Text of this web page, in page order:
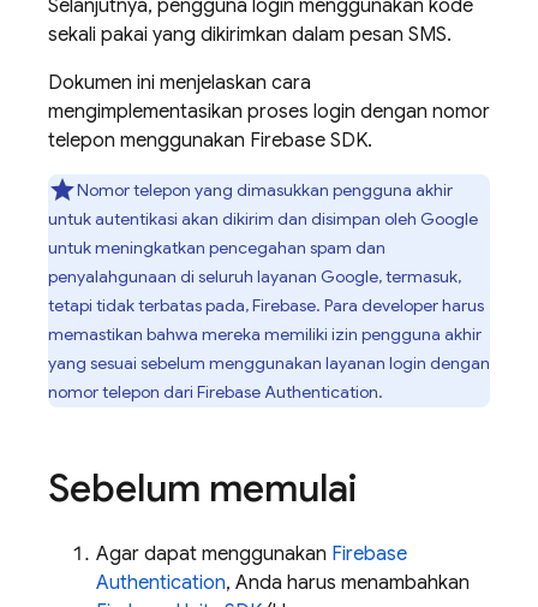
Selanjutnya, pengguna login menggunakan kode
sekali pakai yang dikirimkan dalam pesan SMS.
Dokumen ini menjelaskan cara
mengimplementasikan proses login dengan nomor
telepon menggunakan Firebase SDK.
Nomor telepon yang dimasukkan pengguna akhir
untuk autentikasi akan dikirim dan disimpan oleh Google
untuk meningkatkan pencegahan spam dan
penyalahgunaan di seluruh layanan Google, termasuk,
tetapi tidak terbatas pada, Firebase. Para developer harus
memastikan bahwa mereka memiliki izin pengguna akhir
yang sesuai sebelum menggunakan layanan login dengan
nomor telepon dari Firebase Authentication.
Sebelum memulai
Agar dapat menggunakan Firebase
Authentication, Anda harus menambahkan